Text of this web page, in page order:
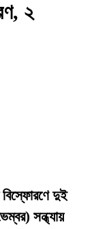
২
বিস্ফোরণে দুই
সন্ধ্যায়